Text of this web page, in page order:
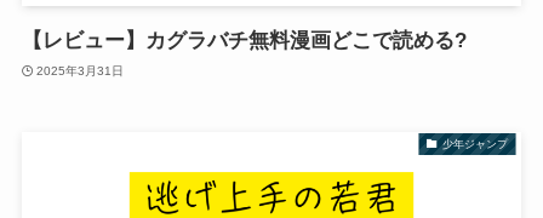
【レビュー】カグラバチ無料漫画どこで読める?
2025年3月31日
少年ジャンプ